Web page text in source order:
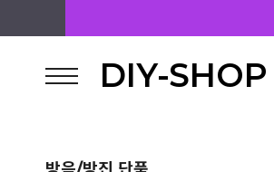
DIY-SHOP